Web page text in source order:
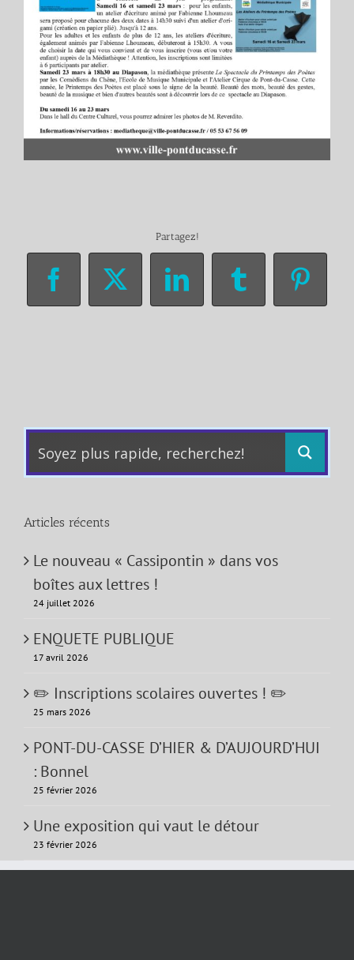
Partagez!
Facebook
X LinkedInTumblr
Articles récents
Le nouveau « Cassipontin » dans vos
boîtes aux lettres !
24 juillet 2026
ENQUETE PUBLIQUE
17 avril 2026
✏️ Inscriptions scolaires ouvertes ! ✏️
25 mars 2026
PONT-DU-CASSE D’HIER & D’AUJOURD’HUI
: Bonnel
25 février 2026
Une exposition qui vaut le détour
23 février 2026